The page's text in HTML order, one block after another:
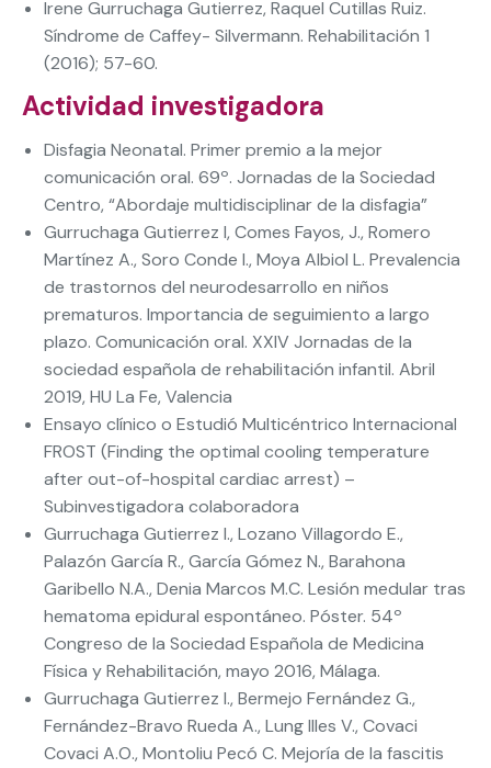
Irene Gurruchaga Gutierrez, Raquel Cutillas Ruiz.
Síndrome de Caffey- Silvermann. Rehabilitación 1
(2016); 57-60.
Actividad investigadora
Disfagia Neonatal. Primer premio a la mejor
comunicación oral. 69º. Jornadas de la Sociedad
Centro, “Abordaje multidisciplinar de la disfagia”
Gurruchaga Gutierrez I, Comes Fayos, J., Romero
Martínez A., Soro Conde I., Moya Albiol L. Prevalencia
de trastornos del neurodesarrollo en niños
prematuros. Importancia de seguimiento a largo
plazo. Comunicación oral. XXIV Jornadas de la
sociedad española de rehabilitación infantil. Abril
2019, HU La Fe, Valencia
Ensayo clínico o Estudió Multicéntrico Internacional
FROST (Finding the optimal cooling temperature
after out-of-hospital cardiac arrest) –
Subinvestigadora colaboradora
Gurruchaga Gutierrez I., Lozano Villagordo E.,
Palazón García R., García Gómez N., Barahona
Garibello N.A., Denia Marcos M.C. Lesión medular tras
hematoma epidural espontáneo. Póster. 54º
Congreso de la Sociedad Española de Medicina
Física y Rehabilitación, mayo 2016, Málaga.
Gurruchaga Gutierrez I., Bermejo Fernández G.,
Fernández-Bravo Rueda A., Lung Illes V., Covaci
Covaci A.O., Montoliu Pecó C. Mejoría de la fascitis